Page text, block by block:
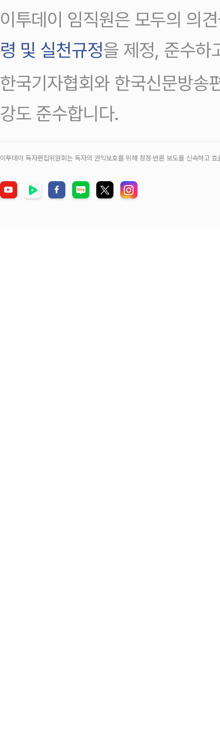
이투데이 임직원은 모두의 의
령 및 실천규정을 제정, 준수하
한국기자협회와 한국신문방송
강도 준수합니다.
이투데이 독자편집위원회는 독자의 권익보호를 위해 정정‧반론 보도를 신속하고